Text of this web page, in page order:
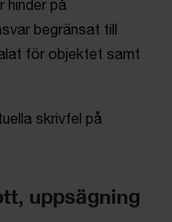
hinder på
begränsat till
för objektet samt
skrivfel på
uppsägning